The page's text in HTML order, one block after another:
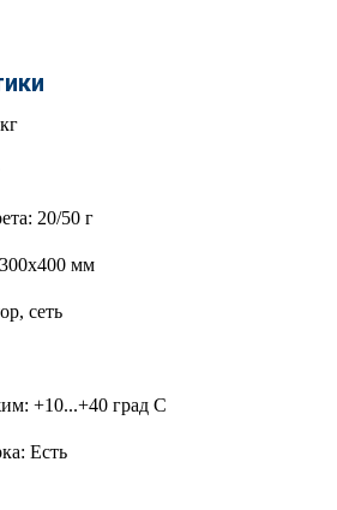
20/50 г
мм
сеть
+10...+40 град С
Есть